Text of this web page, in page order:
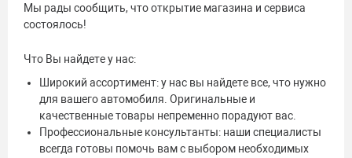
Мы рады сообщить, что открытие магазина и сервиса
состоялось!
Что Вы найдете у нас:
Широкий ассортимент: у нас вы найдете все, что нужно
для вашего автомобиля. Оригинальные и
качественные товары непременно порадуют вас.
Профессиональные консультанты: наши специалисты
всегда готовы помочь вам с выбором необходимых